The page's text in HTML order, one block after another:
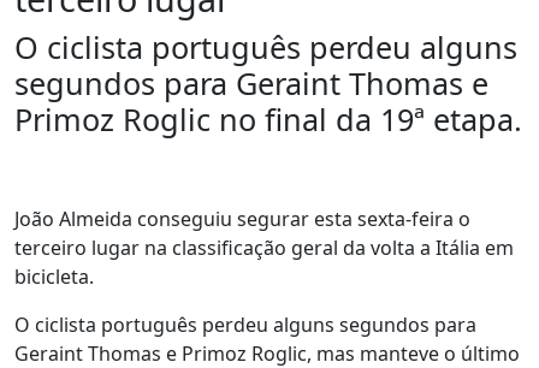
O ciclista português perdeu alguns
segundos para Geraint Thomas e
Primoz Roglic no final da 19ª etapa.
João Almeida conseguiu segurar esta sexta-feira o
terceiro lugar na classificação geral da volta a Itália em
bicicleta.
O ciclista português perdeu alguns segundos para
Geraint Thomas e Primoz Roglic, mas manteve o último